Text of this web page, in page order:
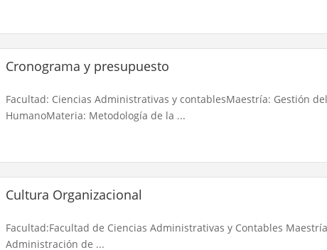
Cronograma y presupuesto
Facultad: Ciencias Administrativas y contablesMaestría: Gestión
HumanoMateria: Metodología de la ...
Cultura Organizacional
Facultad:Facultad de Ciencias Administrativas y Contables
Administración de ...